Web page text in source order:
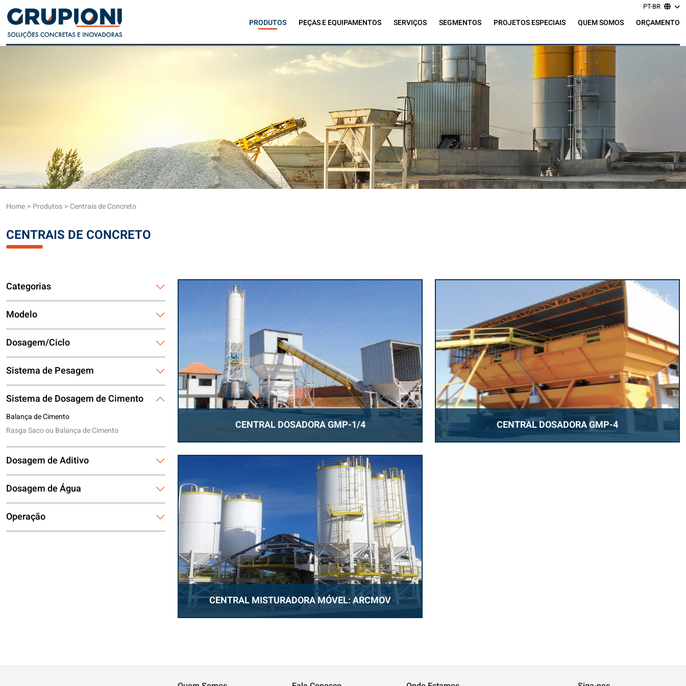
PRODUTOS PEÇAS E EQUIPAMENTOS SERVIÇOS SEGMENTOS PROJETOS ESPECIAIS QUEM SOMOS ORÇAMENTO
PT-BR
Home Produtos Centrais de Concreto
CENTRAIS DE CONCRETO
Categorias
Modelo
Dosagem/Ciclo
Sistema de Pesagem
Sistema de Dosagem de Cimento
Balança de Cimento
Rasga Saco ou Balança de Cimento
Dosagem de Aditivo
Dosagem de Água
Operação
CENTRAL DOSADORA GMP-1/4 CENTRAL DOSADORA GMP-4
CENTRAL MISTURADORA MÓVEL: ARCMOV